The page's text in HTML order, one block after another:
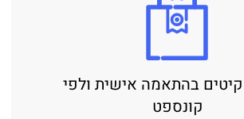
בהתאמה אישית ולפי
קונספט